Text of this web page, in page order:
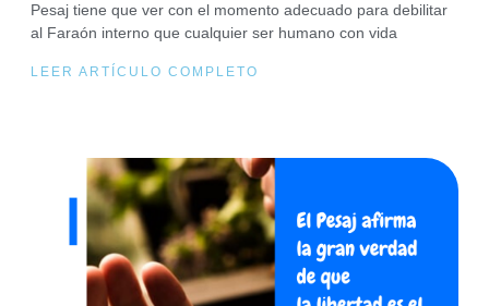
Pesaj tiene que ver con el momento adecuado para debilitar
al Faraón interno que cualquier ser humano con vida
LEER ARTÍCULO COMPLETO